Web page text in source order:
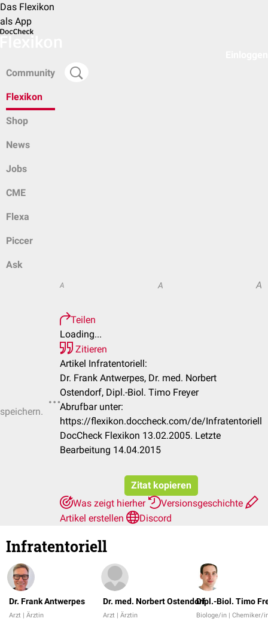
Das Flexikon
als App
Community
Flexikon
Shop
News
Jobs
CME
Flexa
Piccer
Ask
A A A
Teilen
Loading...
Zitieren
Artikel Infratentoriell:
Dr. Frank Antwerpes, Dr. med. Norbert
Ostendorf, Dipl.-Biol. Timo Freyer
Abrufbar unter:
https://flexikon.doccheck.com/de/Infratentoriell
DocCheck Flexikon 13.02.2005. Letzte
Bearbeitung 14.04.2015
Zitat kopieren
Was zeigt hierher
Versionsgeschichte
Artikel erstellen
Discord
Infratentoriell
Dr. Frank Antwerpes
Arzt | Ärztin
Dr. med. Norbert Ostendorf
Arzt | Ärztin
Dipl.-Biol. Timo
Biologe/in | Chemiker/